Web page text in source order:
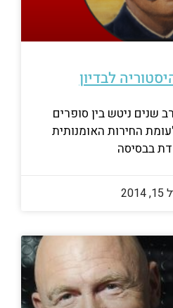
לבדיון
שנים ניטש בין סופרים
החירות האומנותית
בבסיסה